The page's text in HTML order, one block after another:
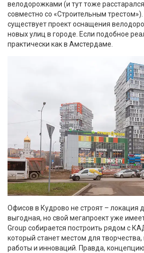
велодорожками (и тут тоже
совместно со «Строительным трестом»).
существует проект оснащения
новых улиц в городе. Если подобное
практически как в Амстердаме.
Офисов в Кудрово не строят – локация
выгодная, но свой мегапроект уже
Group собирается построить рядом с
который станет местом для творчества,
работы и инноваций. Правда,